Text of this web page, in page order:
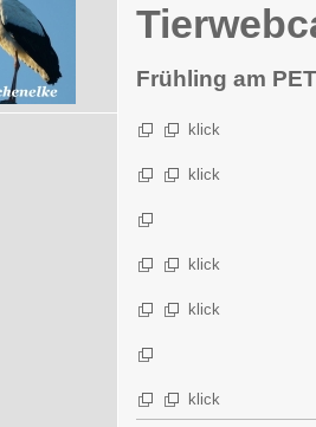
Frühling am
klick
klick
klick
klick
klick